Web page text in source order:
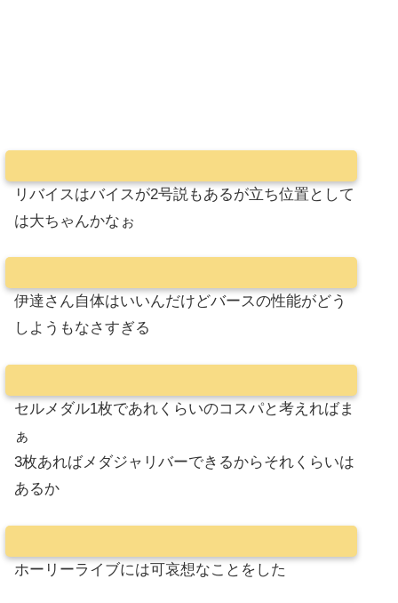
リバイスはバイスが2号説もあるが立ち位置として
は大ちゃんかなぉ
伊達さん自体はいいんだけどバースの性能がどう
しようもなさすぎる
セルメダル1枚であれくらいのコスパと考えればま
ぁ
3枚あればメダジャリバーできるからそれくらいは
あるか
ホーリーライブには可哀想なことをした